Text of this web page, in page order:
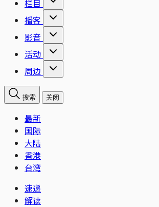
栏目
播客
影音
活动
周边
搜索 关闭
最新
国际
大陆
香港
台湾
速递
解读